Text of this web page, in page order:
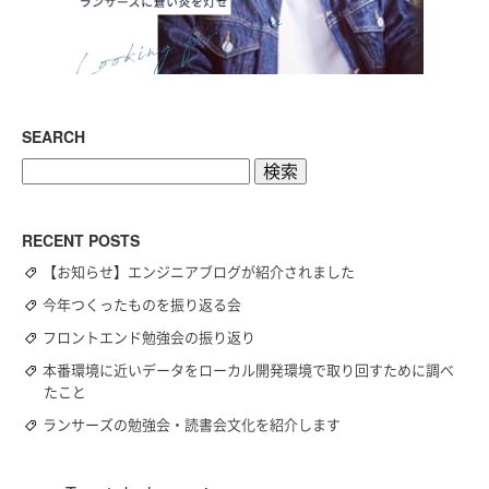
SEARCH
RECENT POSTS
【お知らせ】エンジニアブログが紹介されました
今年つくったものを振り返る会
フロントエンド勉強会の振り返り
本番環境に近いデータをローカル開発環境で取り回すために調べ
たこと
ランサーズの勉強会・読書会文化を紹介します